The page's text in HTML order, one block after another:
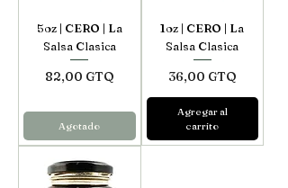
5oz | CERO | La
Salsa Clasica
Precio
82,00 GTQ
Agotado
1oz | CERO | La
Salsa Clasica
Precio
36,00 GTQ
Agregar al
carrito